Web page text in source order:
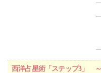
西洋占星術「ステップ3」